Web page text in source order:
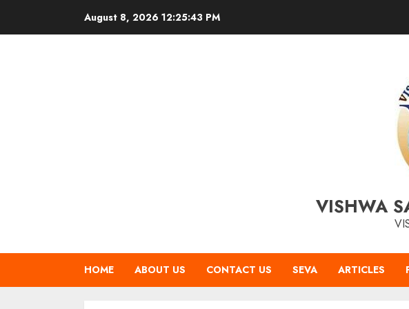
August 8, 2026 12:25:43 PM
VISHWA
HOME ABOUT US CONTACT US SEVA ARTICLES